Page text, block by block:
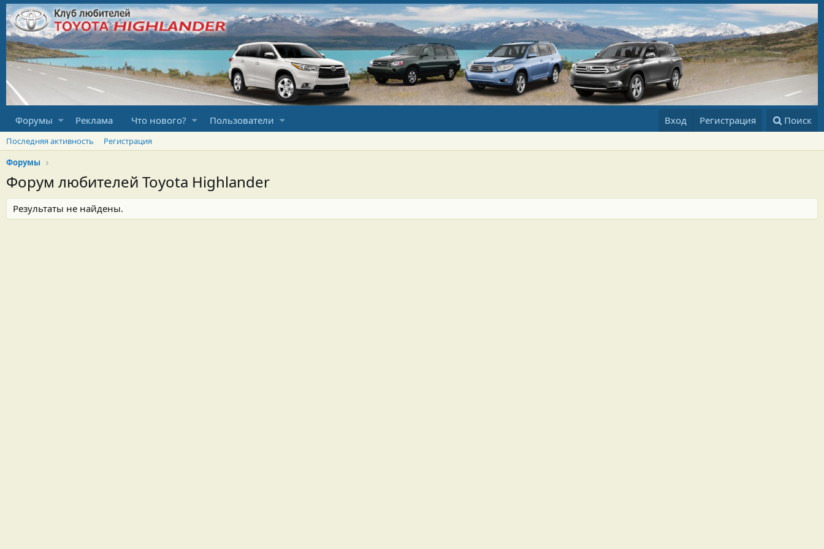
Форумы Реклама Что нового? Пользователи Вход Регистрация Поиск
Последняя активность
Регистрация
Форумы
Форум любителей Toyota Highlander
Результаты не найдены.